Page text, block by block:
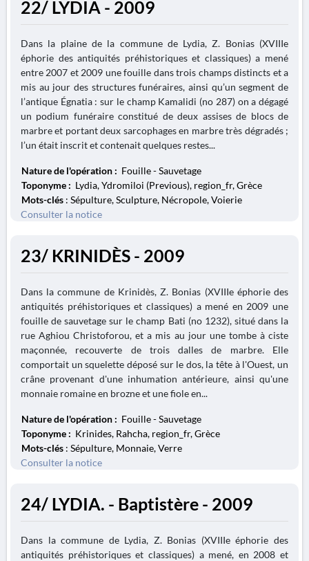
22/ LYDIA - 2009
Dans la plaine de la commune de Lydia, Z. Bonias (XVIIIe
éphorie des antiquités préhistoriques et classiques) a mené
entre 2007 et 2009 une fouille dans trois champs distincts et a
mis au jour des structures funéraires, ainsi qu’un segment de
l’antique Égnatia : sur le champ Kamalidi (no 287) on a dégagé
un podium funéraire constitué de deux assises de blocs de
marbre et portant deux sarcophages en marbre très dégradés ;
l’un était inscrit et contenait quelques restes...
Nature de l'opération : Fouille - Sauvetage
Toponyme : Lydia, Ydromiloi (Previous), region_fr, Grèce
Mots-clés : Sépulture, Sculpture, Nécropole, Voierie
Consulter la notice
23/ KRINIDÈS - 2009
Dans la commune de Krinidès, Z. Bonias (XVIIIe éphorie des
antiquités préhistoriques et classiques) a mené en 2009 une
fouille de sauvetage sur le champ Bati (no 1232), situé dans la
rue Aghiou Christoforou, et a mis au jour une tombe à ciste
maçonnée, recouverte de trois dalles de marbre. Elle
comportait un squelette déposé sur le dos, la tête à l'Ouest, un
crâne provenant d'une inhumation antérieure, ainsi qu'une
monnaie romaine en brozne et une fiole en...
Nature de l'opération : Fouille - Sauvetage
Toponyme : Krinides, Rahcha, region_fr, Grèce
Mots-clés : Sépulture, Monnaie, Verre
Consulter la notice
24/ LYDIA. - Baptistère - 2009
Dans la commune de Lydia, Z. Bonias (XVIIIe éphorie des
antiquités préhistoriques et classiques) a mené, en 2008 et